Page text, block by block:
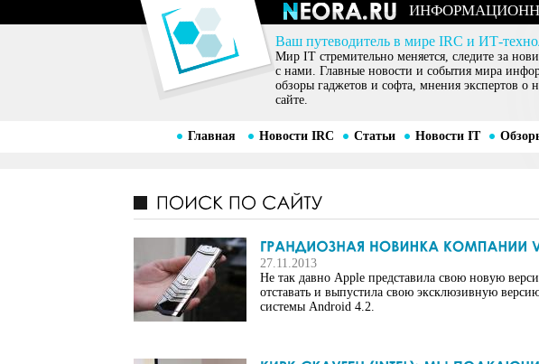
Ваш путеводитель в мире IRC и ИТ-
Мир IT стремительно меняется, следите за
с нами. Главные новости и события мира
обзоры гаджетов и софта, мнения экспертов о
сайте.
Главная Новости IRC Статьи Новости IT
27.11.2013
Не так давно Apple представила свою новую
отставать и выпустила свою эксклюзивную
системы Android 4.2.